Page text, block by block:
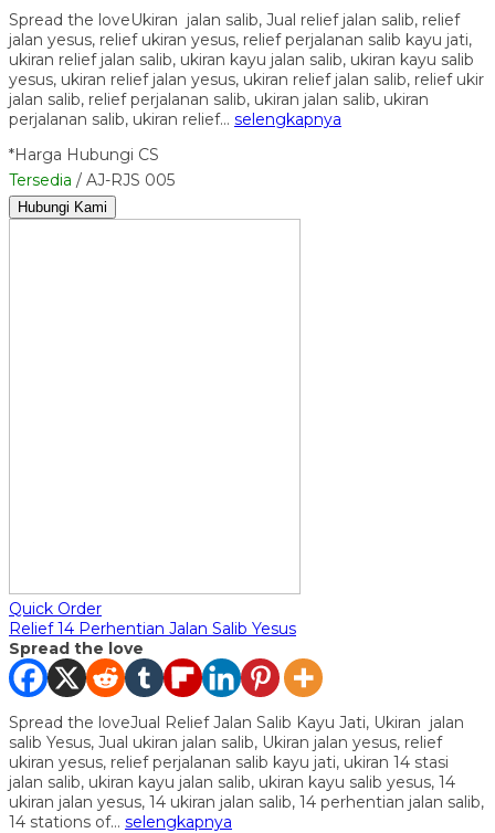
Spread the loveUkiran jalan salib, Jual relief jalan salib, relief
jalan yesus, relief ukiran yesus, relief perjalanan salib kayu jati,
ukiran relief jalan salib, ukiran kayu jalan salib, ukiran kayu salib
yesus, ukiran relief jalan yesus, ukiran relief jalan salib, relief ukir
jalan salib, relief perjalanan salib, ukiran jalan salib, ukiran
perjalanan salib, ukiran relief… selengkapnya
*Harga Hubungi CS
Tersedia / AJ-RJS 005
Hubungi Kami
Quick Order
Relief 14 Perhentian Jalan Salib Yesus
Spread the love
Spread the loveJual Relief Jalan Salib Kayu Jati, Ukiran jalan
salib Yesus, Jual ukiran jalan salib, Ukiran jalan yesus, relief
ukiran yesus, relief perjalanan salib kayu jati, ukiran 14 stasi
jalan salib, ukiran kayu jalan salib, ukiran kayu salib yesus, 14
ukiran jalan yesus, 14 ukiran jalan salib, 14 perhentian jalan salib,
14 stations of… selengkapnya